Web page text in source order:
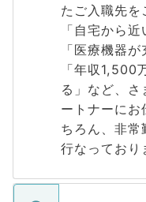
たご入職先を
「自宅から
「医療機器
「年収1,500
る」など、
ートナーにお
ちろん、非常
行なっており